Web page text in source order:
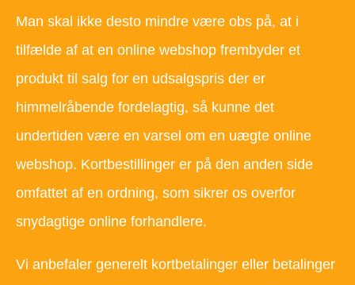
Man skal ikke desto mindre være obs på, at i
tilfælde af at en online webshop frembyder et
produkt til salg for en udsalgspris der er
himmelråbende fordelagtig, så kunne det
undertiden være en varsel om en uægte online
webshop. Kortbestillinger er på den anden side
omfattet af en ordning, som sikrer os overfor
snydagtige online forhandlere.
Vi anbefaler generelt kortbetalinger eller betalinger